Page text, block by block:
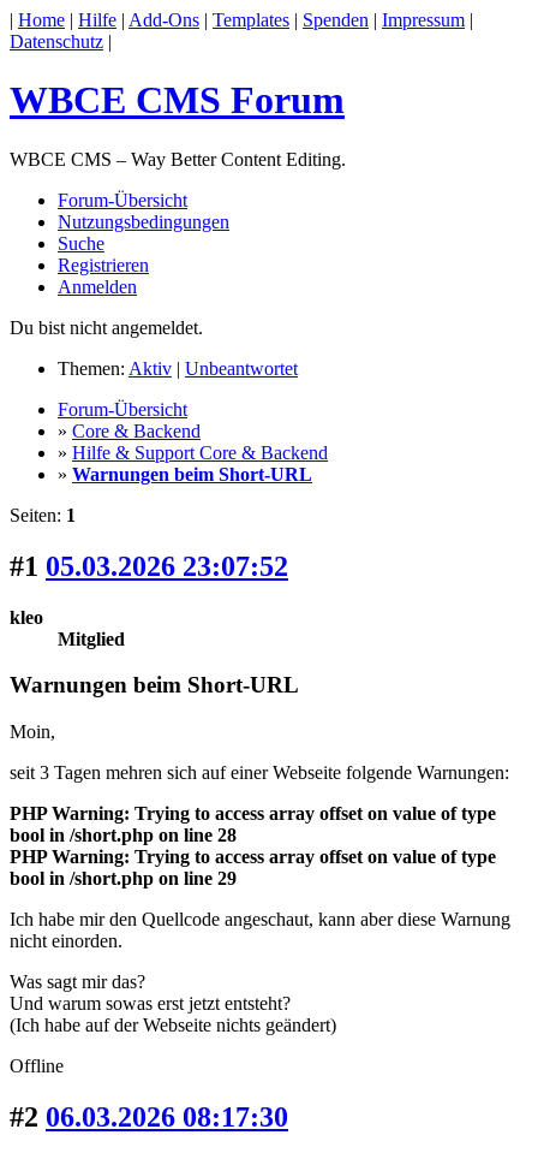
| Home | Hilfe | Add-Ons | Templates | Spenden | Impressum |
Datenschutz |
WBCE CMS Forum
WBCE CMS – Way Better Content Editing.
Forum-Übersicht
Nutzungsbedingungen
Suche
Registrieren
Anmelden
Du bist nicht angemeldet.
Themen: Aktiv | Unbeantwortet
Forum-Übersicht
» Core & Backend
» Hilfe & Support Core & Backend
» Warnungen beim Short-URL
Seiten: 1
#1 05.03.2026 23:07:52
kleo
Mitglied
Warnungen beim Short-URL
Moin,
seit 3 Tagen mehren sich auf einer Webseite folgende Warnungen:
PHP Warning: Trying to access array offset on value of type
bool in /short.php on line 28
PHP Warning: Trying to access array offset on value of type
bool in /short.php on line 29
Ich habe mir den Quellcode angeschaut, kann aber diese Warnung
nicht einorden.
Was sagt mir das?
Und warum sowas erst jetzt entsteht?
(Ich habe auf der Webseite nichts geändert)
Offline
#2 06.03.2026 08:17:30